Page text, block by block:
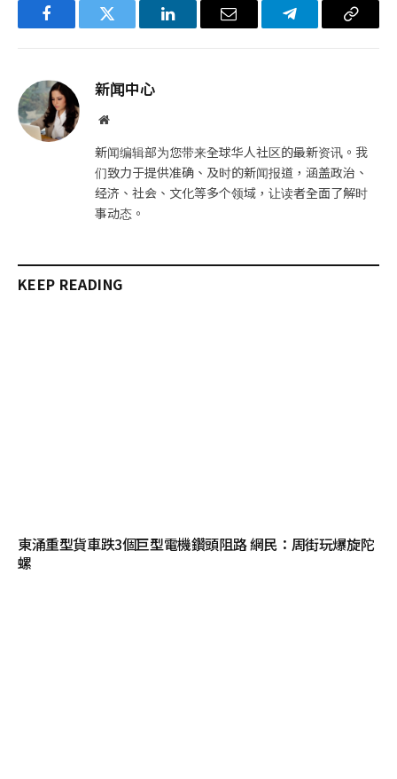
FacebookTwitter LinkedIn电
Telegram复
新闻中心
网
新闻编辑部为您带来全球华人社区的最新资讯。我
们致力于提供准确、及时的新闻报道，涵盖政治、
经济、社会、文化等多个领域，让读者全面了解时
事动态。
KEEP READING
東涌重型貨車跌3個巨型電機鑽頭阻路 網民：周街玩爆旋陀
螺